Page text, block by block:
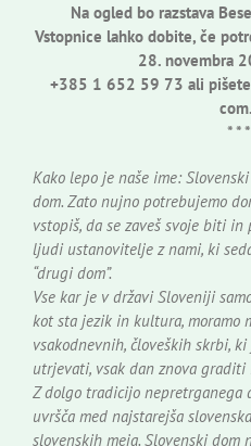
Na ogled bo razstava
Vstopnice lahko dobite, če
28. novembra
+385 1 652 59 73 ali
* *
Kako lepo je naše ime:
dom. Zato nujno potrebujemo
vstopiš, da se zaveš svoje biti in
ljudi ustanovitelje z nami, ki
“drugi dom”.
Vse kar je v državi Sloveniji
kot sta jezik in kultura, moramo
vsakodnevnih, človeških skrbi,
utrjevati, vsak dan znova
Z dolgo tradicijo nepretrganega
uvršča med najstarejša
slovenskih meja. Slovenski dom